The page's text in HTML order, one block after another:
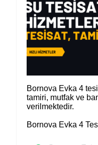
Bornova Evka 4
tamiri, mutfak ve
verilmektedir.
Bornova Evka 4